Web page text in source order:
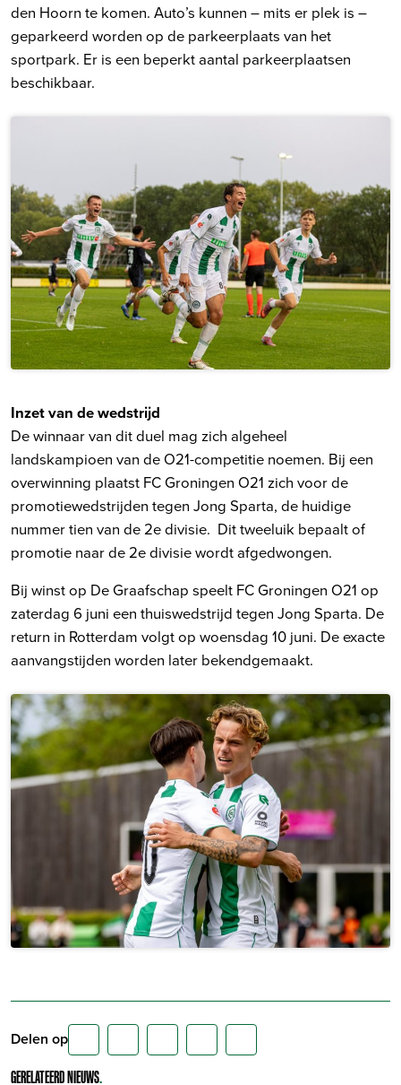
den Hoorn te komen. Auto’s kunnen – mits er plek is –
geparkeerd worden op de parkeerplaats van het
sportpark. Er is een beperkt aantal parkeerplaatsen
beschikbaar.
Inzet van de wedstrijd
De winnaar van dit duel mag zich algeheel
landskampioen van de O21-competitie noemen. Bij een
overwinning plaatst FC Groningen O21 zich voor de
promotiewedstrijden tegen Jong Sparta, de huidige
nummer tien van de 2e divisie. Dit tweeluik bepaalt of
promotie naar de 2e divisie wordt afgedwongen.
Bij winst op De Graafschap speelt FC Groningen O21 op
zaterdag 6 juni een thuiswedstrijd tegen Jong Sparta. De
return in Rotterdam volgt op woensdag 10 juni. De exacte
aanvangstijden worden later bekendgemaakt.
Delen op
GERELATEERD NIEUWS.